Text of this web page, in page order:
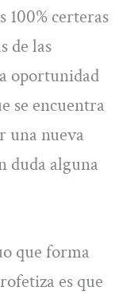
100% certeras
de las
oportunidad
se encuentra
una nueva
duda alguna
que forma
es que